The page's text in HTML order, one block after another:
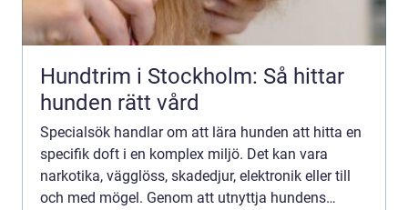
Hundtrim i Stockholm: Så hittar
hunden rätt vård
Specialsök handlar om att lära hunden att hitta en
specifik doft i en komplex miljö. Det kan vara
narkotika, vägglöss, skadedjur, elektronik eller till
och med mögel. Genom att utnyttja hundens